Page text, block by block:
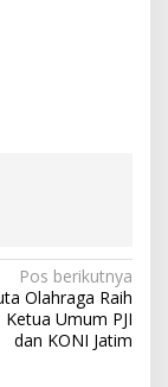
Pos berikutnya
Olahraga Raih
Ketua Umum PJI
dan KONI Jatim